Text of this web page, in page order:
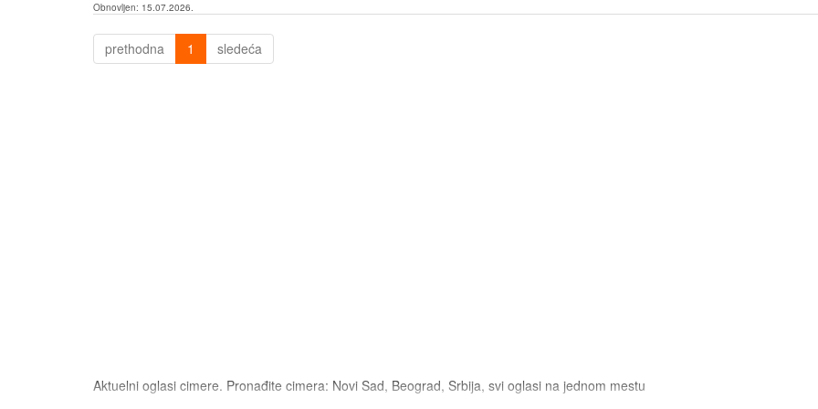
Obnovljen: 15.07.2026.
prethodna 1 sledeća
Aktuelni oglasi cimere. Pronađite cimera: Novi Sad, Beograd, Srbija, svi oglasi na jednom mestu